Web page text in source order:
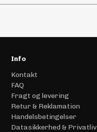
Info
Kontakt
FAQ
Fragt og levering
Retur & Reklamation
Handelsbetingelser
Datasikkerhed & Privatliv